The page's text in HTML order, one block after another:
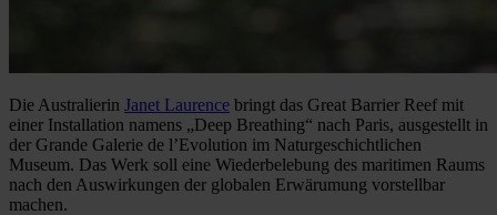
Die Australierin Janet Laurence bringt das Great Barrier Reef mit
einer Installation namens „Deep Breathing“ nach Paris, ausgestellt in
der Grande Galerie de l’Evolution im Naturgeschichtlichen
Museum. Das Werk soll eine Wiederbelebung des maritimen Raums
nach den Auswirkungen der globalen Erwärumung vorstellbar
machen.